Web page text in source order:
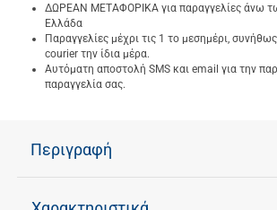
ΔΩΡΕΑΝ ΜΕΤΑΦΟΡΙΚΑ για παραγγελίες άνω
Ελλάδα
Παραγγελίες μέχρι τις 1 το μεσημέρι,
courier την ίδια μέρα.
Αυτόματη αποστολή SMS και email για την
παραγγελία σας.
Περιγραφή